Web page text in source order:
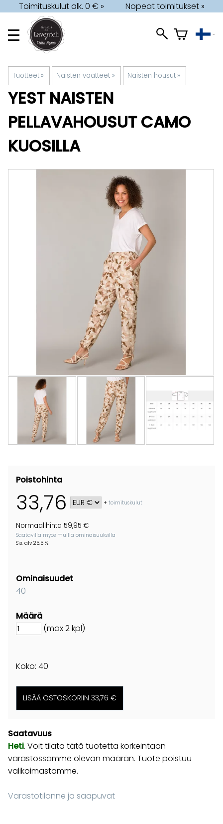
Toimituskulut alk. 0 € » Nopeat toimitukset »
Tuotteet ‪» Naisten vaatteet ‪» Naisten housut ‪»
YEST NAISTEN
PELLAVAHOUSUT CAMO
KUOSILLA
Poistohinta
33,76 +toimituskulut
Normaalihinta 59,95 €
Saatavilla myös muilla ominaisuuksilla
Sis. alv 25.5 %
Ominaisuudet
40
Määrä
(max 2 kpl)
Koko: 40
Saatavuus
Heti. Voit tilata tätä tuotetta korkeintaan
varastossamme olevan määrän. Tuote poistuu
valikoimastamme.
Varastotilanne ja saapuvat